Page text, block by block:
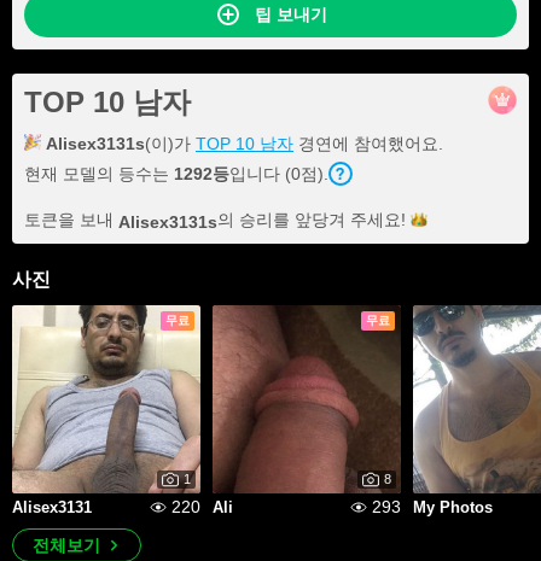
팁 보내기
TOP 10 남자
Alisex3131s(이)가 TOP 10 남자 경연에 참여했어요.
현재 모델의 등수는 1292등입니다 (0점).
토큰을 보내 Alisex3131s의 승리를 앞당겨 주세요!
사진
무료
1
Alisex3131 220
무료
8
Ali 293 My Photos
전체보기